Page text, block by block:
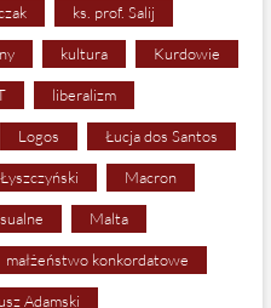
ks. prof. Salij
kultura Kurdowie
liberalizm
Logos Łucja dos Santos
Łyszczyński Macron
Malta
małżeństwo konkordatowe
Adamski